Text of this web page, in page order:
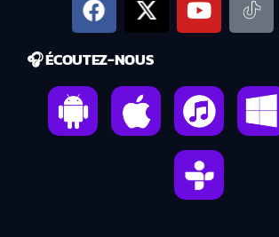
🎧 ÉCOUTEZ-NOUS